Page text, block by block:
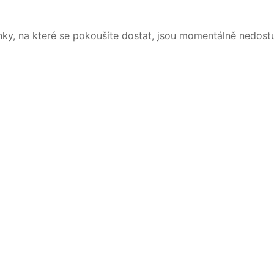
na které se pokoušíte dostat, jsou momentálně